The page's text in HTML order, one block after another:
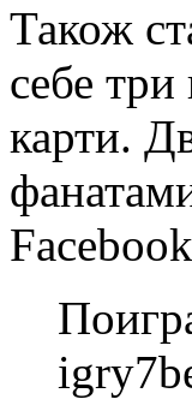
Також
себе
карти.